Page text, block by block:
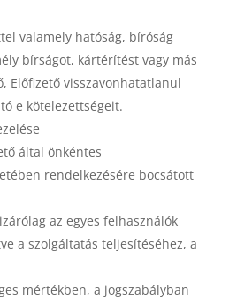
valamely hatóság, bíróság
bírságot, kártérítést vagy más
Előfizető visszavonhatatlanul
e kötelezettségeit.
által önkéntes
rendelkezésére bocsátott
az egyes felhasználók
a szolgáltatás teljesítéséhez, a
mértékben, a jogszabályban